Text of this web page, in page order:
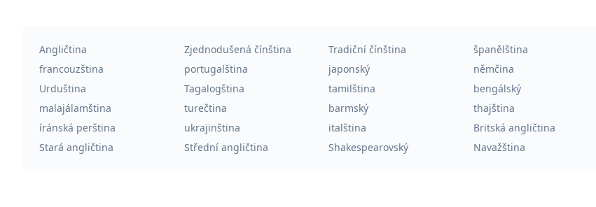
Angličtina Zjednodušená čínština Tradiční čínština španělština
francouzština
portugalština japonský němčina
Urduština
Tagalogština tamilština bengálský
malajálamština
turečtina barmský thajština
íránská perština
ukrajinština italština Britská angličtina
Stará angličtina
Střední angličtina Shakespearovský Navažština